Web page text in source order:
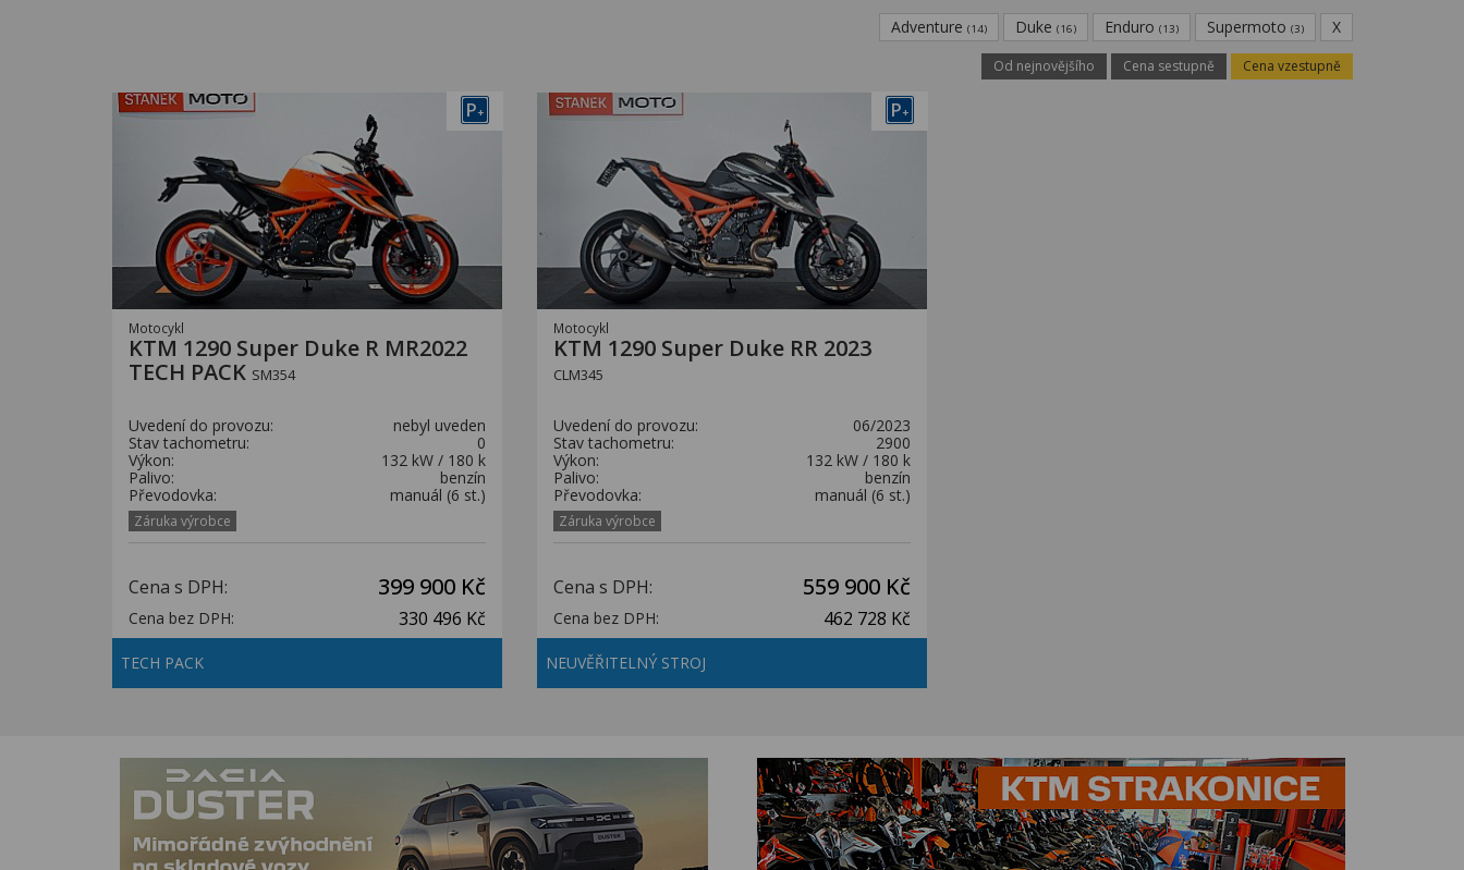
Adventure (14) Duke (16) Enduro (13) Supermoto (3) X
Od nejnovějšího Cena sestupně Cena vzestupně
P+
Motocykl
KTM 1290 Super Duke R MR2022
TECH PACK SM354
Uvedení do provozu:
nebyl uveden
Stav tachometru:
0
Výkon:
132 kW / 180 k
Palivo:
benzín
Převodovka:
manuál (6 st.)
Záruka výrobce
Cena s DPH: 399 900 Kč
Cena bez DPH: 330 496 Kč
TECH PACK
P+
Motocykl
KTM 1290 Super Duke RR 2023
CLM345
Uvedení do provozu:
06/2023
Stav tachometru:
2900
Výkon:
132 kW / 180 k
Palivo:
benzín
Převodovka:
manuál (6 st.)
Záruka výrobce
Cena s DPH: 559 900 Kč
Cena bez DPH: 462 728 Kč
NEUVĚŘITELNÝ STROJ